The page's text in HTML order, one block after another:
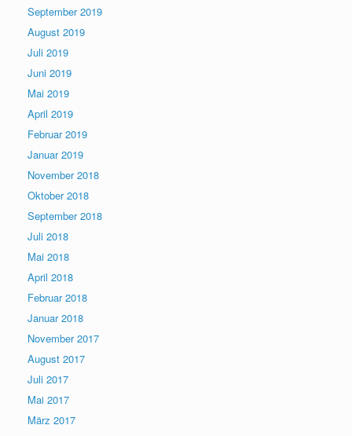
September 2019
August 2019
Juli 2019
Juni 2019
Mai 2019
April 2019
Februar 2019
Januar 2019
November 2018
Oktober 2018
September 2018
Juli 2018
Mai 2018
April 2018
Februar 2018
Januar 2018
November 2017
August 2017
Juli 2017
Mai 2017
März 2017